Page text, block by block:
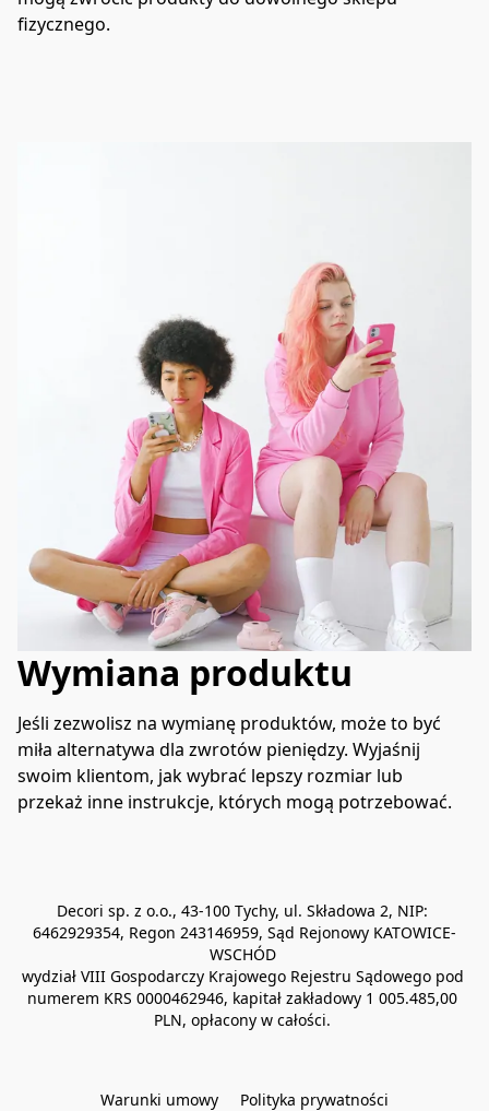
fizycznego.
Wymiana produktu
Jeśli zezwolisz na wymianę produktów, może to być
miła alternatywa dla zwrotów pieniędzy. Wyjaśnij
swoim klientom, jak wybrać lepszy rozmiar lub
przekaż inne instrukcje, których mogą potrzebować.
Decori sp. z o.o., 43-100 Tychy, ul. Składowa 2, NIP:
6462929354, Regon 243146959, Sąd Rejonowy KATOWICE-
WSCHÓD
wydział VIII Gospodarczy Krajowego Rejestru Sądowego pod
numerem KRS 0000462946, kapitał zakładowy 1 005.485,00
PLN, opłacony w całości.
Warunki umowy Polityka prywatności